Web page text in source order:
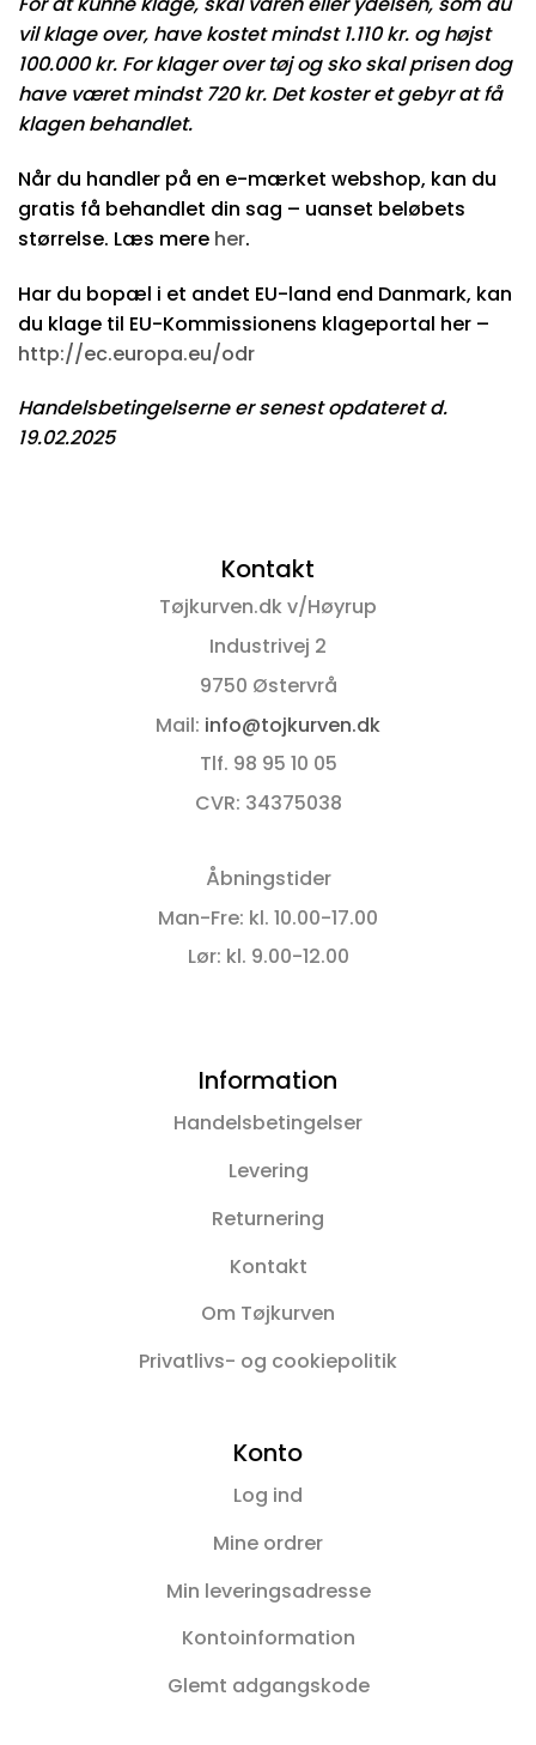
vil klage over, have kostet mindst 1.110 kr. og højst
100.000 kr. For klager over tøj og sko skal prisen dog
have været mindst 720 kr. Det koster et gebyr at få
klagen behandlet.
Når du handler på en e-mærket webshop, kan du
gratis få behandlet din sag – uanset beløbets
størrelse. Læs mere her.
Har du bopæl i et andet EU-land end Danmark, kan
du klage til EU-Kommissionens klageportal her –
http://ec.europa.eu/odr
Handelsbetingelserne er senest opdateret d.
19.02.2025
Kontakt
Tøjkurven.dk v/Høyrup
Industrivej 2
9750 Østervrå
Mail: info@tojkurven.dk
Tlf. 98 95 10 05
CVR: 34375038
Åbningstider
Man-Fre: kl. 10.00-17.00
Lør: kl. 9.00-12.00
Information
Handelsbetingelser
Levering
Returnering
Kontakt
Om Tøjkurven
Privatlivs- og cookiepolitik
Konto
Log ind
Mine ordrer
Min leveringsadresse
Kontoinformation
Glemt adgangskode